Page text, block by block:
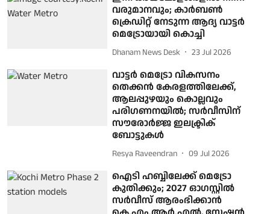
വരുമാനവും; കാർബൺ
ക്രെഡിറ്റ് നേടുന്ന ആദ്യ വാട്ടർ
മെട്രോയായി കൊച്ചി
Dhanam News Desk 23 Jul 2026
വാട്ടര്‍ മെട്രോ വികസനം
തെക്കന്‍ കേരളത്തിലേക്ക്,
ആലപ്പുഴയും കൊല്ലവും
പരിഗണനയില്‍; സര്‍വീസിന്
സൗരോര്‍ജ്ജ ഇലക്ട്രിക്
ബോട്ടുകള്‍
Resya Raveendran 09 Jul 2026
ഐടി ഹബ്ബിലേക്ക് മെട്രോ
കുതിക്കും; 2027 ഓഗസ്റ്റില്‍
സര്‍വീസ് ആരംഭിക്കാന്‍